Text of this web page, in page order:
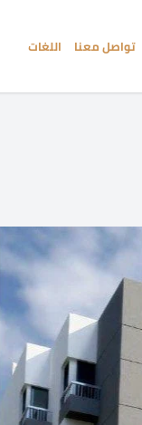
تواصل معنا اللغات